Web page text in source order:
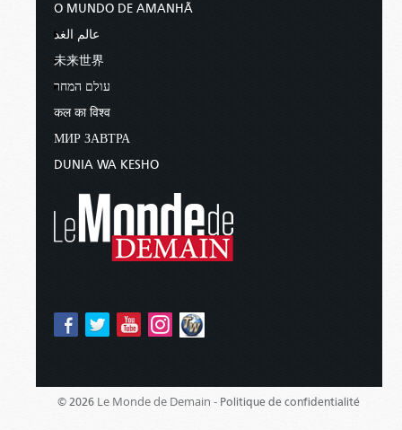
O MUNDO DE AMANHÃ
عالم الغد
未来世界
עולם המחר
कल का विश्व
МИР ЗАВТРА
DUNIA WA KESHO
© 2026 Le Monde de Demain - Politique de confidentialité